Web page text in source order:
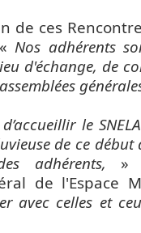
de ces
«Nos adhérents
d'échange, de
le
de ce
adhérents, »
de l'Espace
avec celles et